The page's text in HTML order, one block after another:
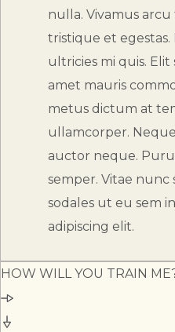
nulla. Vivamus
tristique et egestas.
ultricies mi quis.
amet mauris
metus dictum at
ullamcorper.
auctor neque.
semper. Vitae nunc
sodales ut eu sem
adipiscing elit.
HOW WILL YOU TRAIN